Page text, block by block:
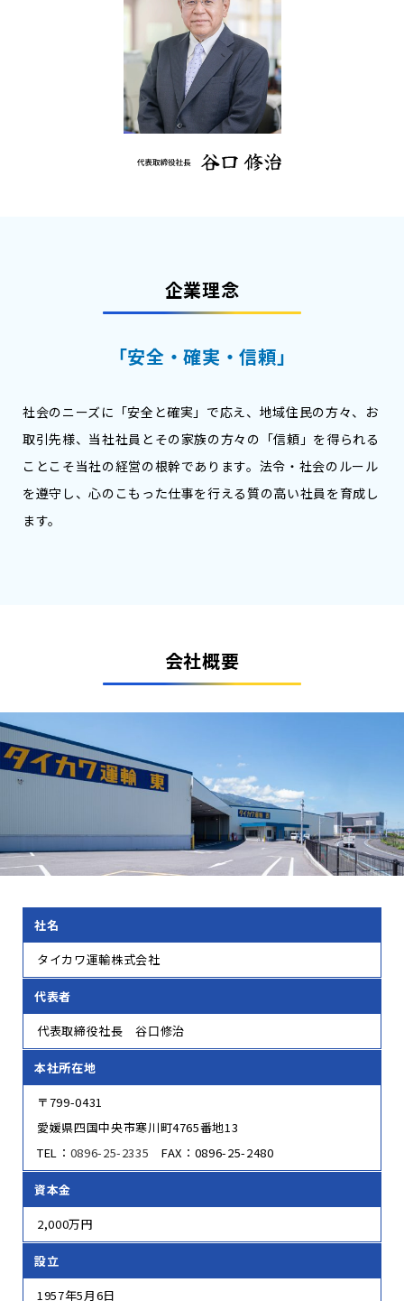
企業理念
「安全・確実・信頼」
社会のニーズに「安全と確実」で応え、地域住民の方々、お
取引先様、当社社員とその家族の方々の「信頼」を得られる
ことこそ当社の経営の根幹であります。法令・社会のルール
を遵守し、心のこもった仕事を行える質の高い社員を育成し
ます。
会社概要
社名
タイカワ運輸株式会社
代表者
代表取締役社長 谷口修治
本社所在地
〒799-0431
愛媛県四国中央市寒川町4765番地13
TEL： 0896-25-2335 FAX：0896-25-2480
資本金
2,000万円
設立
1957年5月6日